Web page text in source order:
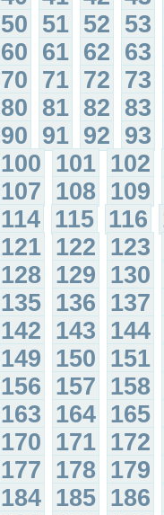
50 51 52 53
60 61 62 63
70 71 72 73
80 81 82 83
90 91 92 93
100 101 102
107 108 109
114 115 116
121 122 123
128 129 130
135 136 137
142 143 144
149 150 151
156 157 158
163 164 165
170 171 172
177 178 179
184 185 186